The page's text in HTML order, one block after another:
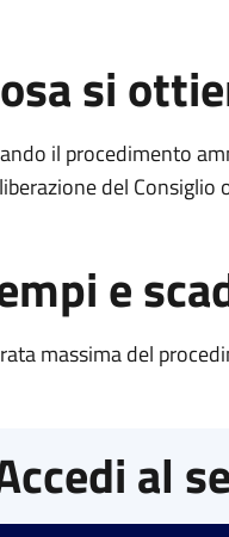
si
il procedimento
del Consiglio
e
massima del
al